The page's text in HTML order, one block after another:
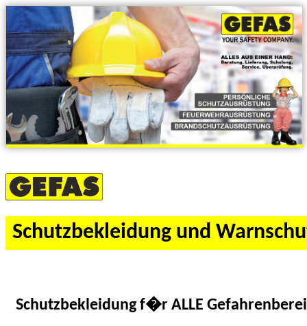
Schutzbekleidung und
Schutzbekleidung f�r ALLE